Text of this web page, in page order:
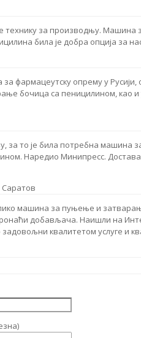
технику за производњу. Машина
била је добра опција за
фармацеутску опрему у Русији,
бочица са пеницилином, као и
за то је била потребна машина
Наредио Минипресс.
Саратов
машина за пуњење и
добављача. Наишли на
квалитетом услуге и